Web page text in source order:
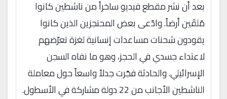
بعد أن نشر مقطع فيديو ساخراً من ناشطين كانوا
مُلقَين أرضاً. وادّعى بعض المحتجزين الذين كانوا
يقودون شحنات مساعدات إنسانية لغزة تعرّضهم
لاعتداء جسدي في الحجز، وهو ما نفاه السجن
الإسرائيلي. والحادثة فجّرت جدلاً واسعاً حول معاملة
الناشطين الأجانب من 22 دولة مشاركة في الأسطول.